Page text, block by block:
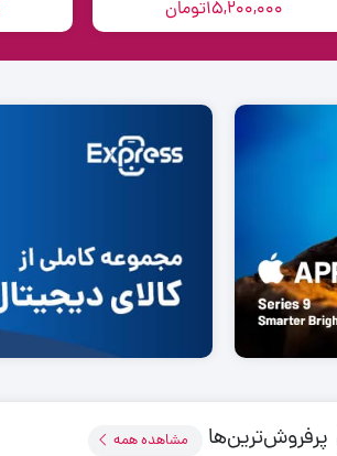
15,200,000تومان
پرفروش‌ترین‌ها مشاهده همه